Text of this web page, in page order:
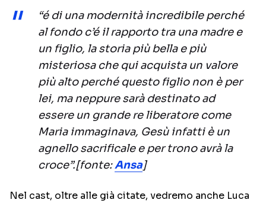
“é di una modernità incredibile perché
al fondo c’é il rapporto tra una madre e
un figlio, la storia più bella e più
misteriosa che qui acquista un valore
più alto perché questo figlio non è per
lei, ma neppure sarà destinato ad
essere un grande re liberatore come
Maria immaginava, Gesù infatti è un
agnello sacrificale e per trono avrà la
croce”.[fonte:Ansa]
Nel cast, oltre alle già citate, vedremo anche Luca